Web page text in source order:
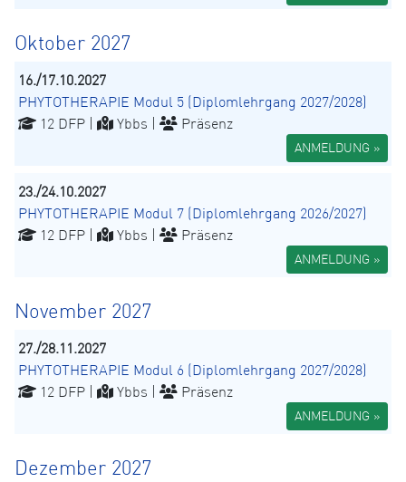
Oktober 2027
16./17.10.2027
PHYTOTHERAPIE Modul 5 (Diplomlehrgang 2027/2028)
12 DFP |
Ybbs | Präsenz
ANMELDUNG »
23./24.10.2027
PHYTOTHERAPIE Modul 7 (Diplomlehrgang 2026/2027)
12 DFP |
Ybbs | Präsenz
ANMELDUNG »
November 2027
27./28.11.2027
PHYTOTHERAPIE Modul 6 (Diplomlehrgang 2027/2028)
12 DFP |
Ybbs | Präsenz
ANMELDUNG »
Dezember 2027